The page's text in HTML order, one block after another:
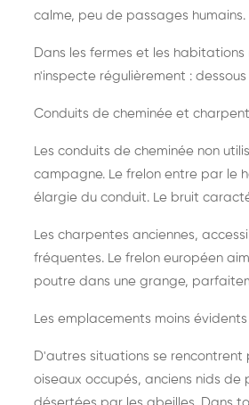
calme, peu de passages humains.
Dans les fermes et les
n'inspecte régulièrement :
Conduits de cheminée et
Les conduits de cheminée non
campagne. Le frelon entre par le
élargie du conduit. Le bruit
Les charpentes anciennes,
fréquentes. Le frelon européen
poutre dans une grange,
Les emplacements moins évidents
D'autres situations se
oiseaux occupés, anciens nids